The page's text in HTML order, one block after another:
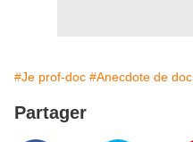
#Je prof-doc #Anecdote de doc
Partager